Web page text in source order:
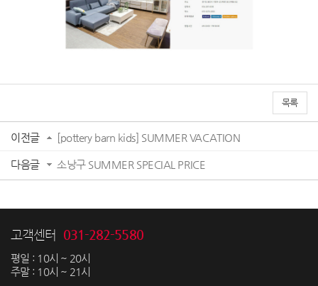
목록
이전글 [pottery barn kids] SUMMER VACATION
다음글 소낭구 SUMMER SPECIAL PRICE
고객센터 031-282-5580
평일 : 10시 ~ 20시
주말 : 10시 ~ 21시